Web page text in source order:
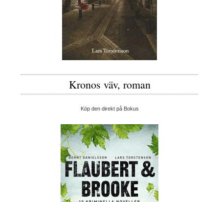
Kronos väv, roman
Köp den direkt på Bokus